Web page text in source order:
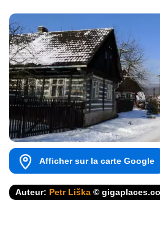
Afficher sur la carte Google
Auteur: Petr Liška ©